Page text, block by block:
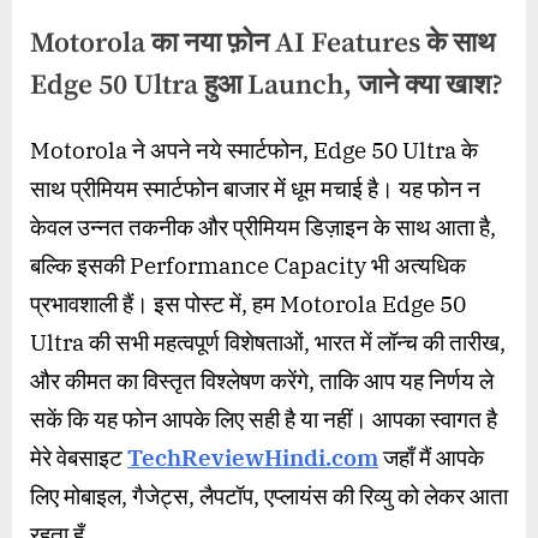
Motorola का नया फ़ोन AI Features के साथ
Edge 50 Ultra हुआ Launch, जाने क्या खाश?
on
June 19, 2024
wasimakhter32@gmail.com
No Comments
Motorola
का
नया
फ़ोन
AI
Features
साथ
Edge
50
हुआ
Launch,
Motorola ने अपने नये स्मार्टफोन, Edge 50 Ultra के
साथ प्रीमियम स्मार्टफोन बाजार में धूम मचाई है। यह फोन न
केवल उन्नत तकनीक और प्रीमियम डिज़ाइन के साथ आता है,
बल्कि इसकी Performance Capacity भी अत्यधिक
प्रभावशाली हैं। इस पोस्ट में, हम Motorola Edge 50
Ultra की सभी महत्वपूर्ण विशेषताओं, भारत में लॉन्च की तारीख,
और कीमत का विस्तृत विश्लेषण करेंगे, ताकि आप यह निर्णय ले
सकें कि यह फोन आपके लिए सही है या नहीं। आपका स्वागत है
मेरे वेबसाइटTechReviewHindi.comजहाँ मैं आपके
लिए मोबाइल, गैजेट्स, लैपटॉप, एप्लायंस की रिव्यु को लेकर आता